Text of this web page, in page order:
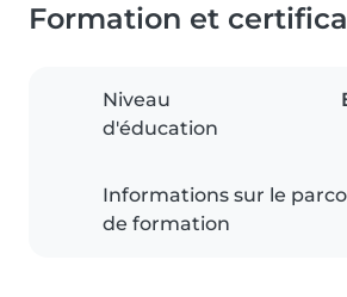
Formation et
Niveau
d'éducation
Informations sur le
de formation